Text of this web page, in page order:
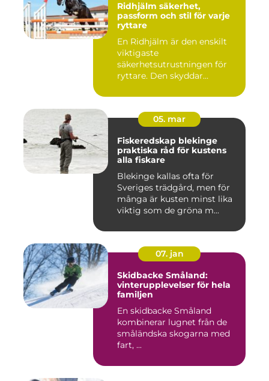
Ridhjälm säkerhet,
passform och stil för varje
ryttare
En Ridhjälm är den enskilt
viktigaste
säkerhetsutrustningen för
ryttare. Den skyddar
05. mar
Fiskeredskap blekinge
praktiska råd för kustens
alla fiskare
Blekinge kallas ofta för
Sveriges trädgård, men för
många är kusten minst lika
viktig som de gröna m...
07. jan
Skidbacke Småland:
vinterupplevelser för hela
familjen
En skidbacke Småland
kombinerar lugnet från de
småländska skogarna med
fart, ...